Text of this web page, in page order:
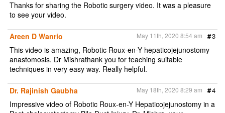
Thanks for sharing the Robotic surgery video. It was a pleasure
to see your video.
Areen D Wanrio #3
May 11th, 2020 8:54 am
This video is amazing, Robotic Roux-en-Y hepaticojejunostomy
anastomosis. Dr Mishrathank you for teaching suitable
techniques in very easy way. Really helpful.
Dr. Rajinish Gaubha #4
May 18th, 2020 8:29 am
Impressive video of Robotic Roux-en-Y Hepaticojejunostomy in a